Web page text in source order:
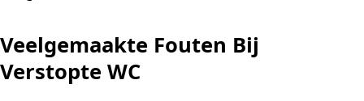
Veelgemaakte Fouten Bij
Verstopte WC